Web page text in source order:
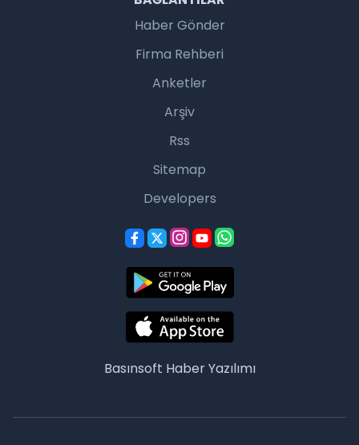
Haber Gönder
Firma Rehberi
Anketler
Arşiv
Rss
Sitemap
Developers
Basınsoft Haber Yazılımı